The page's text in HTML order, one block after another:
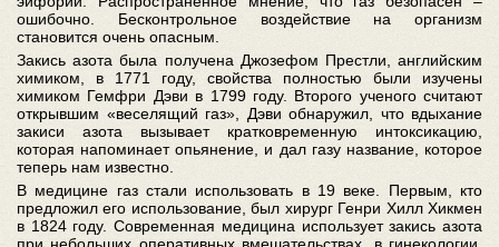
ошибочно. Бесконтрольное воздействие на организм
становится очень опасным.
Закись азота была получена Джозефом Престли, английским
химиком, в 1771 году, свойства полностью были изучены
химиком Гемфри Дэви в 1799 году. Второго ученого считают
открывшим «веселящий газ», Дэви обнаружил, что вдыхание
закиси азота вызывает кратковременную интоксикацию,
которая напоминает опьянение, и дал газу название, которое
теперь нам известно.
В медицине газ стали использовать в 19 веке. Первым, кто
предложил его использование, был хирург Генри Хилл Хикмен
в 1824 году. Современная медицина использует закись азота